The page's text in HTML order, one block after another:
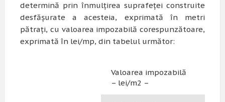
determină prin înmulţirea suprafeţei construite
desfăşurate a acesteia, exprimată în metri
pătraţi, cu valoarea impozabilă corespunzătoare,
exprimată în lei/mp, din tabelul următor:
Valoarea impozabilă
– lei/m2 –